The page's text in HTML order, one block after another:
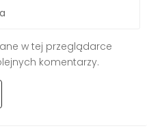
w tej przeglądarce
komentarzy.